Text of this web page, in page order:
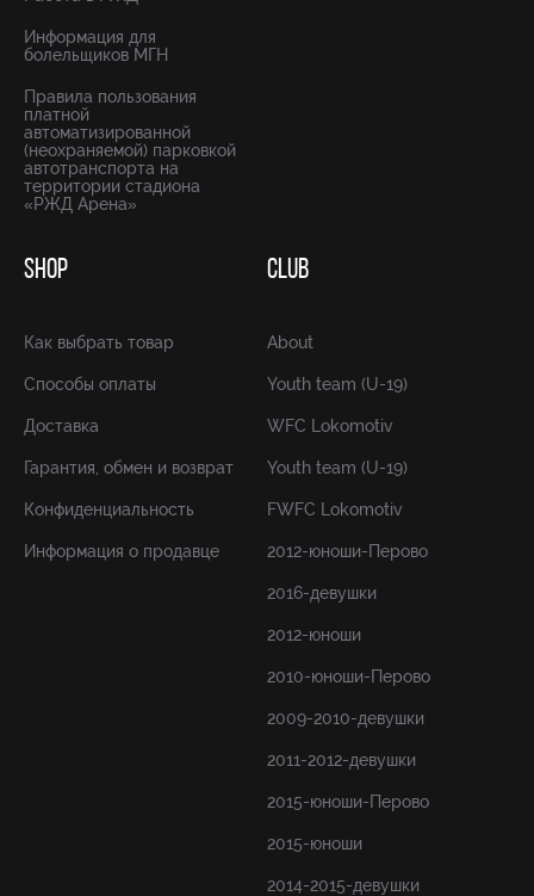
Информация для
болельщиков МГН
Правила пользования
платной
автоматизированной
(неохраняемой) парковкой
автотранспорта на
территории стадиона
«РЖД Арена»
SHOP
Как выбрать товар
Способы оплаты
Доставка
Гарантия, обмен и возврат
Конфиденциальность
Информация о продавце
CLUB
About
Youth team (U-19)
WFC Lokomotiv
Youth team (U-19)
FWFC Lokomotiv
2012-юноши-Перово
2016-девушки
2012-юноши
2010-юноши-Перово
2009-2010-девушки
2011-2012-девушки
2015-юноши-Перово
2015-юноши
2014-2015-девушки